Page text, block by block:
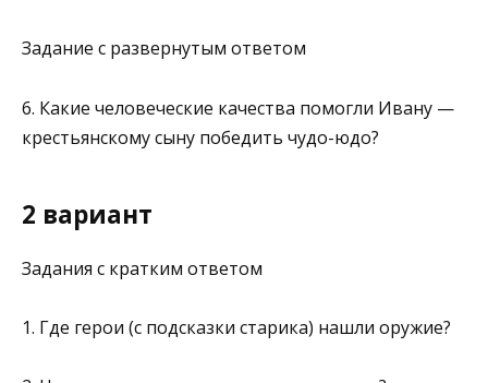
Заданиe с развернутым ответом
6. Какие человеческие качества помогли Ивану —
крестьянскому сыну победить чудо-юдо?
2 вариант
Задания с кратким ответом
1. Где герои (с подсказки старика) нашли оружие?